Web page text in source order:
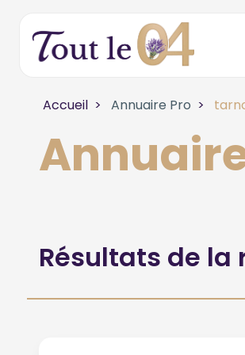
Accueil Annuaire Pro
Résultats de la